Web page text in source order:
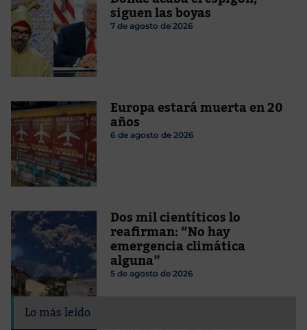
siguen las boyas
7 de agosto de 2026
Europa estará muerta en 20
años
6 de agosto de 2026
Dos mil cientíticos lo
reafirman: “No hay
emergencia climática
alguna”
5 de agosto de 2026
Lo más leído